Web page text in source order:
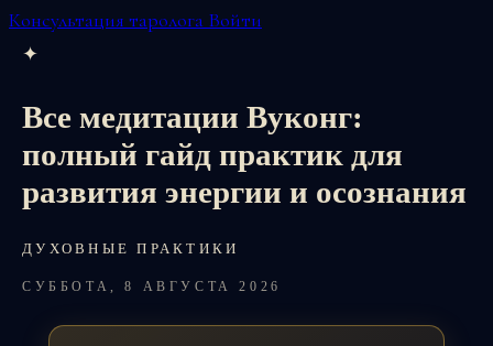
Консультация таролога Войти
✦
Все медитации Вуконг:
полный гайд практик для
развития энергии и осознания
ДУХОВНЫЕ ПРАКТИКИ
СУББОТА, 8 АВГУСТА 2026